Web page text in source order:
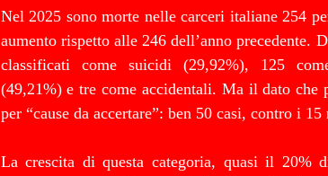
Nel 2025 sono morte nelle carceri italiane 254
aumento rispetto alle 246 dell’anno precedente.
classificati come suicidi (29,92%), 125
(49,21%) e tre come accidentali. Ma il dato che
per “cause da accertare”: ben 50 casi, contro i
La crescita di questa categoria, quasi il 20%